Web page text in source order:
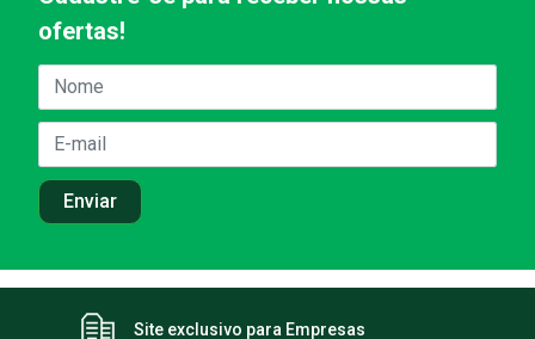
ofertas!
Site exclusivo para Empresas